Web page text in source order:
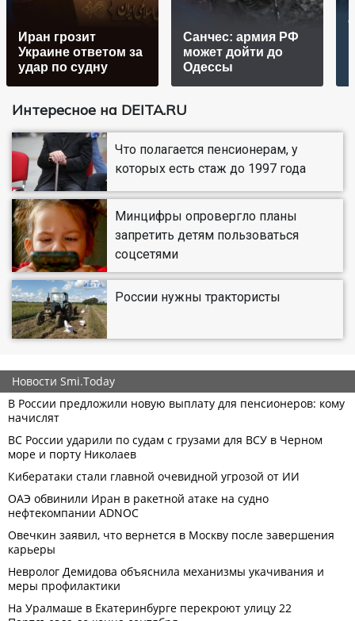
Иран грозит
Украине ответом за
удар по судну
Санчес: армия РФ
может дойти до
Одессы
Интересное на DEITA.RU
Что полагается пенсионерам, у
которых есть стаж до 1997 года
Минцифры опровергло планы
запретить детям пользоваться
соцсетями
России нужны трактористы